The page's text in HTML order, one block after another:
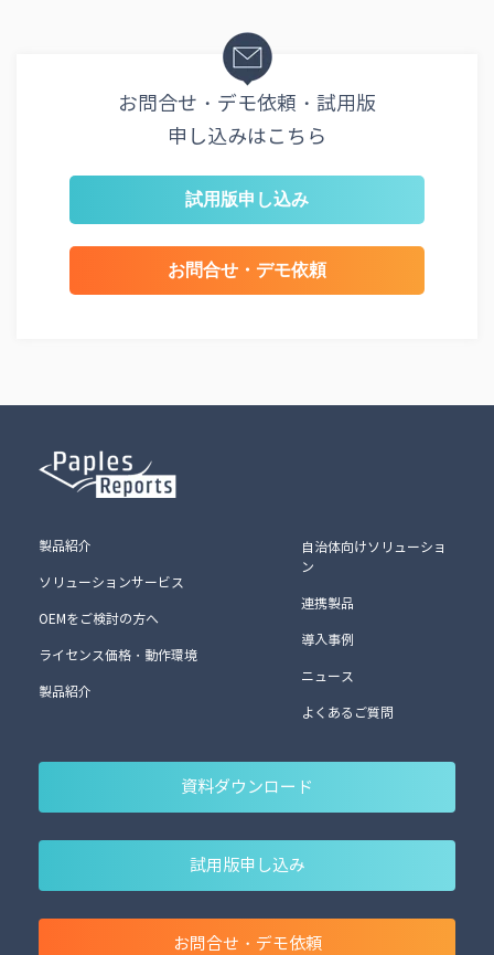
お問合せ・デモ依頼・試用版
申し込みはこちら
試用版申し込み
お問合せ・デモ依頼
製品紹介
ソリューションサービス
OEMをご検討の方へ
ライセンス価格・動作環境
製品紹介
自治体向けソリューショ
ン
連携製品
導入事例
ニュース
よくあるご質問
資料ダウンロード
試用版申し込み
お問合せ・デモ依頼